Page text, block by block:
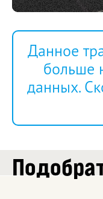
Данное
больше
данных.